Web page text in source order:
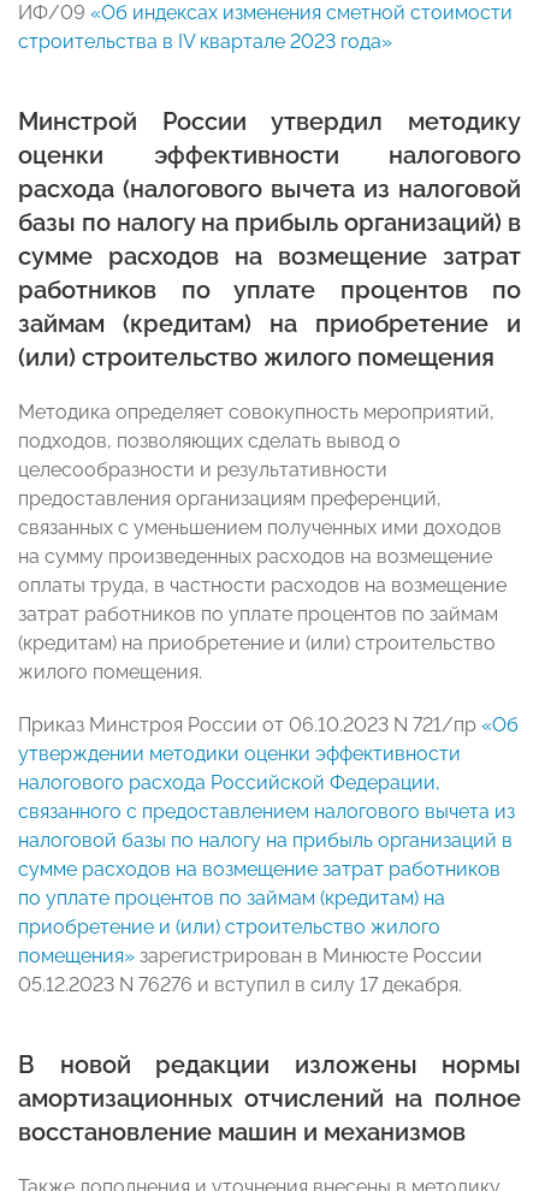
ИФ/09 «Об индексах изменения сметной стоимости
строительства в IV квартале 2023 года»
Минстрой России утвердил методику
оценки эффективности налогового
расхода (налогового вычета из налоговой
базы по налогу на прибыль организаций) в
сумме расходов на возмещение затрат
работников по уплате процентов по
займам (кредитам) на приобретение и
(или) строительство жилого помещения
Методика определяет совокупность мероприятий,
подходов, позволяющих сделать вывод о
целесообразности и результативности
предоставления организациям преференций,
связанных с уменьшением полученных ими доходов
на сумму произведенных расходов на возмещение
оплаты труда, в частности расходов на возмещение
затрат работников по уплате процентов по займам
(кредитам) на приобретение и (или) строительство
жилого помещения.
Приказ Минстроя России от 06.10.2023 N 721/пр «Об
утверждении методики оценки эффективности
налогового расхода Российской Федерации,
связанного с предоставлением налогового вычета из
налоговой базы по налогу на прибыль организаций в
сумме расходов на возмещение затрат работников
по уплате процентов по займам (кредитам) на
приобретение и (или) строительство жилого
помещения» зарегистрирован в Минюсте России
05.12.2023 N 76276 и вступил в силу 17 декабря.
В новой редакции изложены нормы
амортизационных отчислений на полное
восстановление машин и механизмов